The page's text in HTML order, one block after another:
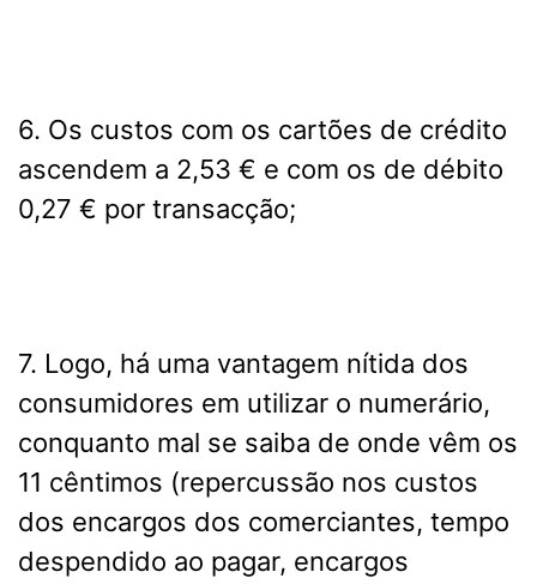
6. Os custos com os cartões de crédito
ascendem a 2,53 € e com os de débito
0,27 € por transacção;
7. Logo, há uma vantagem nítida dos
consumidores em utilizar o numerário,
conquanto mal se saiba de onde vêm os
11 cêntimos (repercussão nos custos
dos encargos dos comerciantes, tempo
despendido ao pagar, encargos